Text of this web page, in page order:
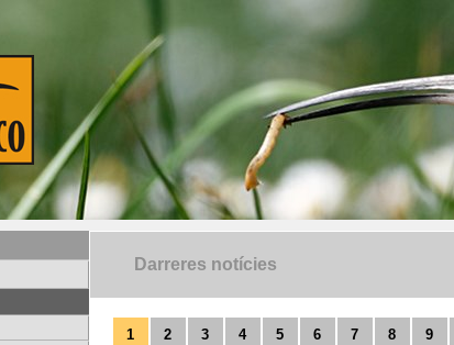
Darreres notícies
1 2 3 4 5 6 7 8 9